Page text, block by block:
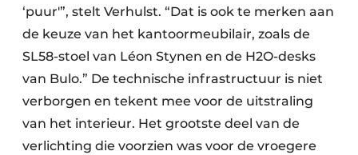
‘puur'”, stelt Verhulst. “Dat is ook te merken aan
de keuze van het kantoormeubilair, zoals de
SL58-stoel van Léon Stynen en de H2O-desks
van Bulo.” De technische infrastructuur is niet
verborgen en tekent mee voor de uitstraling
van het interieur. Het grootste deel van de
verlichting die voorzien was voor de vroegere